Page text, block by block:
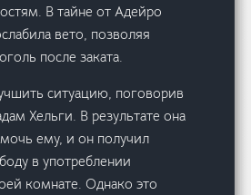
В тайне от Адейро
вето, позволяя
после заката.
ситуацию, поговорив
Хельги. В результате она
ему, и он получил
в употреблении
комнате. Однако это